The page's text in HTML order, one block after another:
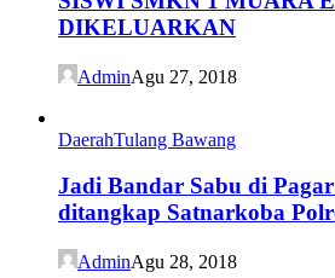
DIKELUARKAN
AdminAgu 27, 2018
DaerahTulang Bawang
Jadi Bandar Sabu di
ditangkap Satnarkoba
AdminAgu 28, 2018